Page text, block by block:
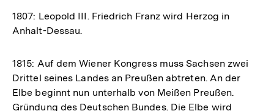
1807: Leopold III. Friedrich Franz wird Herzog in
Anhalt-Dessau.
1815: Auf dem Wiener Kongress muss Sachsen zwei
Drittel seines Landes an Preußen abtreten. An der
Elbe beginnt nun unterhalb von Meißen Preußen.
Gründung des Deutschen Bundes. Die Elbe wird